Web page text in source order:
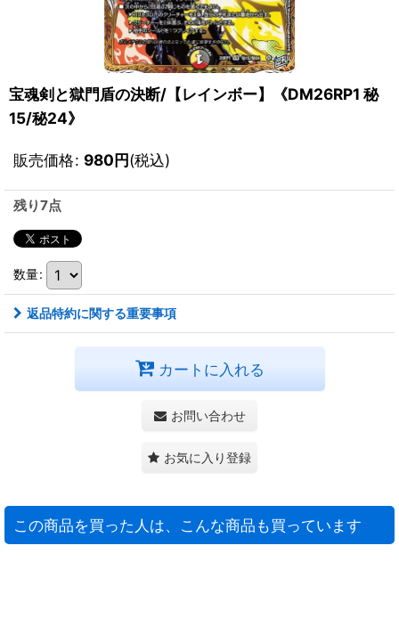
宝魂剣と獄門盾の決断/【レインボー】《DM26RP1 秘
15/秘24》
販売価格: 980円(税込)
残り7点
数量:
返品特約に関する重要事項
カートに入れる
お問い合わせ
お気に入り登録
この商品を買った人は、こんな商品も買っています